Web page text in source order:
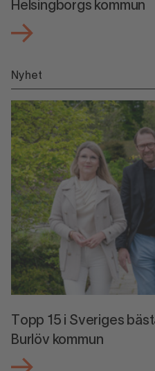
Helsingborgs kommun
Nyhet
Topp 15 i Sveriges
Burlöv kommun